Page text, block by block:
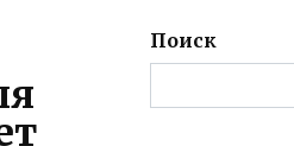
Поиск